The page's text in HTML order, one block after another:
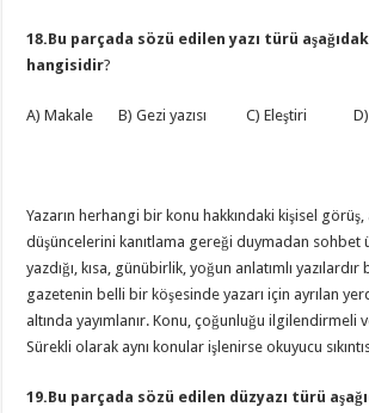
18.Bu parçada sözü edilen yazı türü
hangisidir?
A) Makale B) Gezi yazısı C) Eleştiri D)
Yazarın herhangi bir konu hakkındaki kişisel görüş,
düşüncelerini kanıtlama gereği duymadan sohbet
yazdığı, kısa, günübirlik, yoğun anlatımlı
gazetenin belli bir köşesinde yazarı için ayrılan
altında yayımlanır. Konu, çoğunluğu ilgilendirmeli
Sürekli olarak aynı konular işlenirse okuyucu
19.Bu parçada sözü edilen düzyazı türü